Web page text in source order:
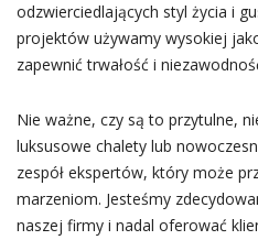
odzwierciedlających styl życia i
projektów używamy wysokiej
zapewnić trwałość i
Nie ważne, czy są to przytulne,
luksusowe chalety lub
zespół ekspertów, który może
marzeniom. Jesteśmy
naszej firmy i nadal oferować